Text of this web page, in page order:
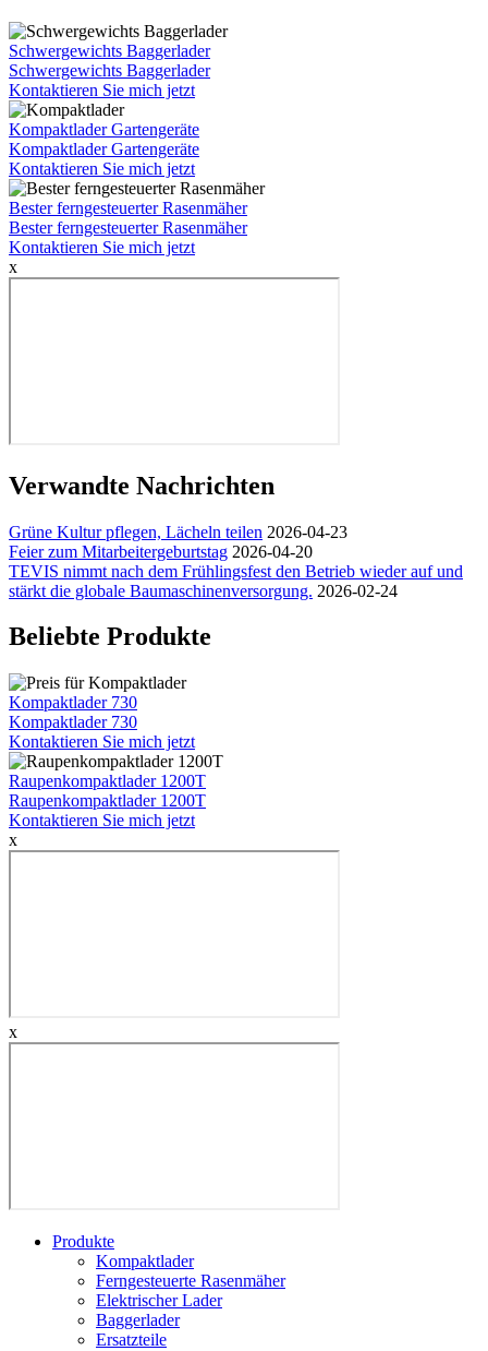
Schwergewichts Baggerlader
Schwergewichts Baggerlader
Kontaktieren Sie mich jetzt
Kompaktlader Gartengeräte
Kompaktlader Gartengeräte
Kontaktieren Sie mich jetzt
Bester ferngesteuerter Rasenmäher
Bester ferngesteuerter Rasenmäher
Kontaktieren Sie mich jetzt
x
Verwandte Nachrichten
Grüne Kultur pflegen, Lächeln teilen 2026-04-23
Feier zum Mitarbeitergeburtstag 2026-04-20
TEVIS nimmt nach dem Frühlingsfest den Betrieb wieder auf und
stärkt die globale Baumaschinenversorgung. 2026-02-24
Beliebte Produkte
Kompaktlader 730
Kompaktlader 730
Kontaktieren Sie mich jetzt
Raupenkompaktlader 1200T
Raupenkompaktlader 1200T
Kontaktieren Sie mich jetzt
x
x
Produkte
Kompaktlader
Ferngesteuerte Rasenmäher
Elektrischer Lader
Baggerlader
Ersatzteile